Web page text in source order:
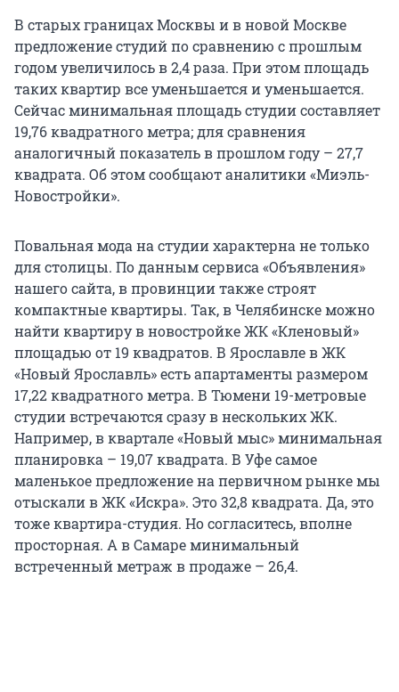
В старых границах Москвы и в новой Москве
предложение студий по сравнению с прошлым
годом увеличилось в 2,4 раза. При этом площадь
таких квартир все уменьшается и уменьшается.
Сейчас минимальная площадь студии составляет
19,76 квадратного метра; для сравнения
аналогичный показатель в прошлом году – 27,7
квадрата. Об этом сообщают аналитики «Миэль-
Новостройки».
Повальная мода на студии характерна не только
для столицы. По данным сервиса «Объявления»
нашего сайта, в провинции также строят
компактные квартиры. Так, в Челябинске можно
найти квартиру в новостройке ЖК «Кленовый»
площадью от 19 квадратов. В Ярославле в ЖК
«Новый Ярославль» есть апартаменты размером
17,22 квадратного метра. В Тюмени 19-метровые
студии встречаются сразу в нескольких ЖК.
Например, в квартале «Новый мыс» минимальная
планировка – 19,07 квадрата. В Уфе самое
маленькое предложение на первичном рынке мы
отыскали в ЖК «Искра». Это 32,8 квадрата. Да, это
тоже квартира-студия. Но согласитесь, вполне
просторная. А в Самаре минимальный
встреченный метраж в продаже – 26,4.